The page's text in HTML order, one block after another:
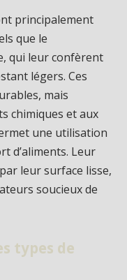
principalement
que le
qui leur confèrent
légers. Ces
mais
chimiques et aux
une utilisation
d’aliments. Leur
leur surface lisse,
soucieux de
types de